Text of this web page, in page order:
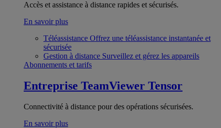
Accès et assistance à distance rapides et sécurisés.
En savoir plus
Téléassistance Offrez une téléassistance instantanée et
sécurisée
Gestion à distance Surveillez et gérez les appareils
Abonnements et tarifs
Entreprise TeamViewer Tensor
Connectivité à distance pour des opérations sécurisées.
En savoir plus